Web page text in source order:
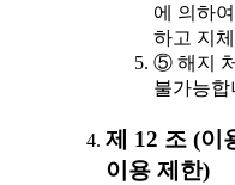
에 의하
하고 지
⑤ 해지
불가능합
제 12 조 (이
이용 제한)